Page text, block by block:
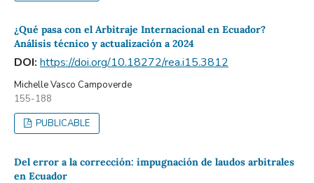
¿Qué pasa con el Arbitraje Internacional en Ecuador?
Análisis técnico y actualización a 2024
DOI: https://doi.org/10.18272/rea.i15.3812
Michelle Vasco Campoverde
155-188
PUBLICABLE
Del error a la corrección: impugnación de laudos arbitrales
en Ecuador